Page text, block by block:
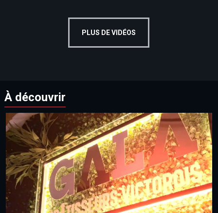
PLUS DE VIDÉOS
À découvrir